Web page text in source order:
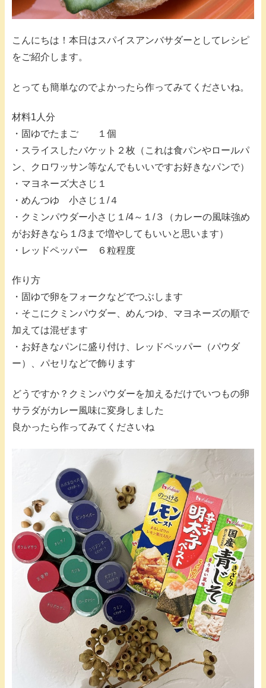
こんにちは！本日はスパイスアンバサダーとしてレシピ
をご紹介します。
とっても簡単なのでよかったら作ってみてくださいね。
材料1人分
・固ゆでたまご １個
・スライスしたバケット２枚（これは食パンやロールパ
ン、クロワッサン等なんでもいいですお好きなパンで）
・マヨネーズ大さじ１
・めんつゆ 小さじ１/４
・クミンパウダー小さじ１/4～１/３（カレーの風味強め
がお好きなら１/3まで増やしてもいいと思います）
・レッドペッパー ６粒程度
作り方
・固ゆで卵をフォークなどでつぶします
・そこにクミンパウダー、めんつゆ、マヨネーズの順で
加えては混ぜます
・お好きなパンに盛り付け、レッドペッパー（パウダ
ー）、パセリなどで飾ります
どうですか？クミンパウダーを加えるだけでいつもの卵
サラダがカレー風味に変身しました
良かったら作ってみてくださいね